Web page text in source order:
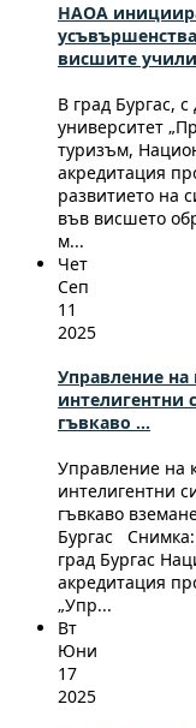
НАОА
висшите
В град Бургас,
университет
туризъм,
акредитация
развитието на
във висшето
м...
Чет
Сеп
11
2025
Управление на
интелигентни
гъвкаво ...
Управление на
интелигентни
гъвкаво
Бургас
град Бургас
акредитация
„Упр...
Вт
Юни
17
2025